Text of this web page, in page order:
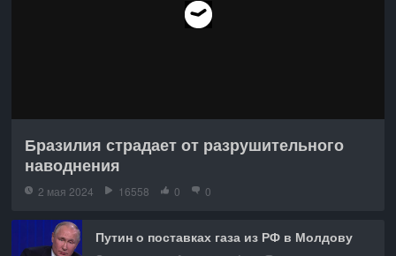
Бразилия страдает от разрушительного
наводнения
2 мая 2024 16558 0 0
Путин о поставках газа из РФ в Молдову